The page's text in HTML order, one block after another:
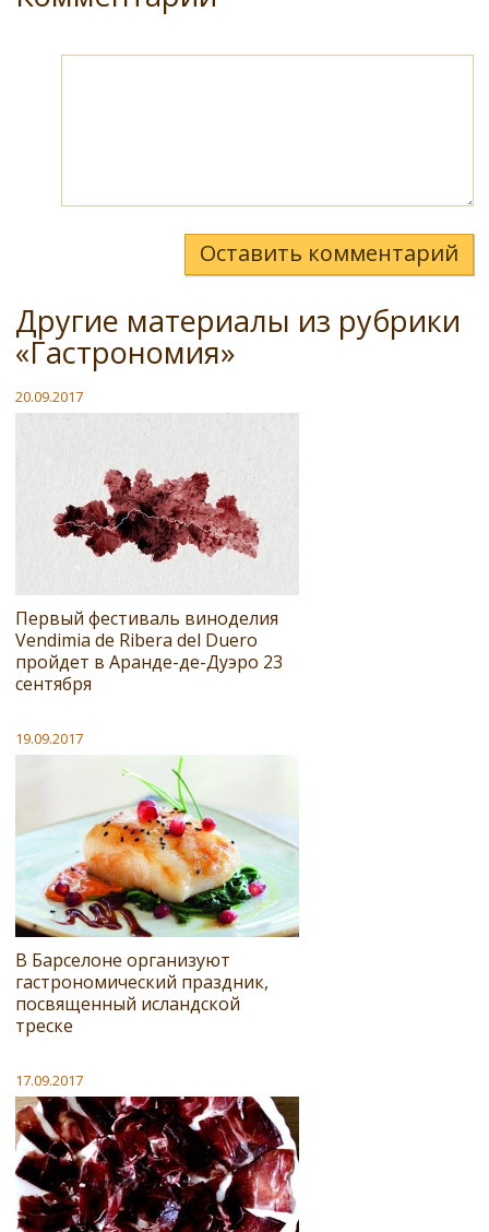
Оставить комментарий
Другие материалы из рубрики
«Гастрономия»
20.09.2017
Первый фестиваль виноделия
Vendimia de Ribera del Duero
пройдет в Аранде-де-Дуэро 23
сентября
19.09.2017
В Барселоне организуют
гастрономический праздник,
посвященный исландской
треске
17.09.2017